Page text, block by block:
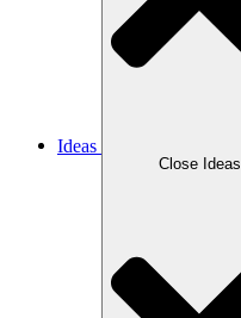
Ideas
Close Ideas